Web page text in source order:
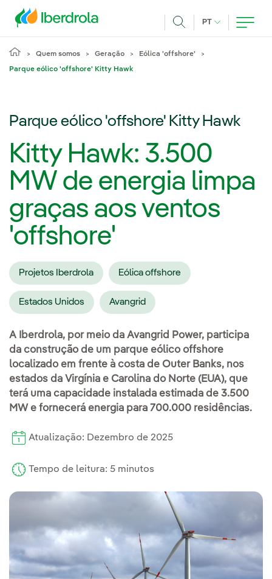
PT IDIOMA ATUAL,
Quem somos Geração Eólica 'offshore'
Parque eólico 'offshore' Kitty Hawk
Parque eólico 'offshore' Kitty Hawk
Kitty Hawk: 3.500
MW de energia limpa
graças aos ventos
'offshore'
Projetos Iberdrola Eólica offshore
Estados Unidos Avangrid
A Iberdrola, por meio da Avangrid Power, participa
da construção de um parque eólico offshore
localizado em frente à costa de Outer Banks, nos
estados da Virgínia e Carolina do Norte (EUA), que
terá uma capacidade instalada estimada de 3.500
MW e fornecerá energia para 700.000 residências.
Atualização: Dezembro de 2025
Tempo de leitura: 5 minutos